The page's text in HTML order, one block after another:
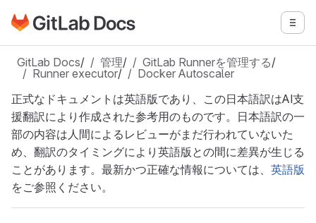
メインコンテンツにスキップ
GitLabドキュメントのホームページに移動 メニ
GitLab Docs/ 管理/ GitLab Runnerを管理する/
Runner executor/
Docker Autoscaler
正式なドキュメントは英語版であり、この日本語訳はAI支
援翻訳により作成された参考用のものです。日本語訳の一
部の内容は人間によるレビューがまだ行われていないた
め、翻訳のタイミングにより英語版との間に差異が生じる
ことがあります。最新かつ正確な情報については、 英語版
をご参照ください。